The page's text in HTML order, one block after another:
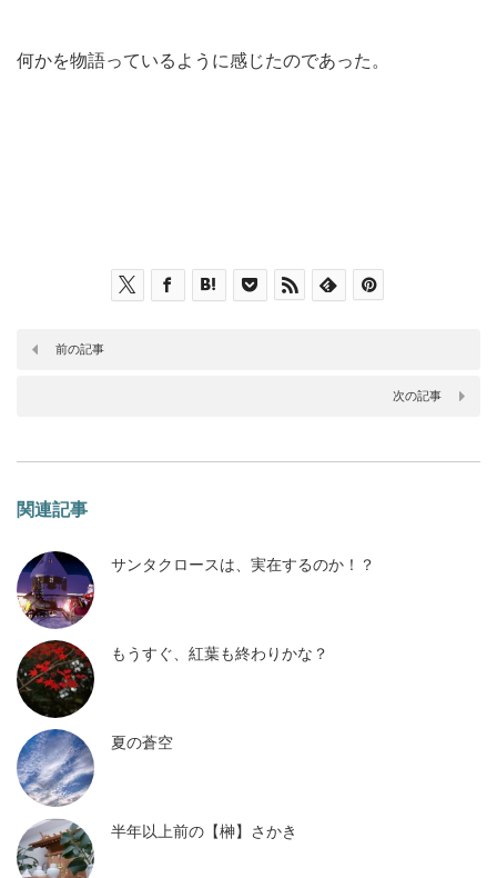
何かを物語っているように感じたのであった。
前の記事
次の記事
関連記事
サンタクロースは、実在するのか！？
もうすぐ、紅葉も終わりかな？
夏の蒼空
半年以上前の【榊】さかき